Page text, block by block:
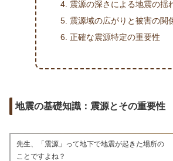
震源の深さによる地震の揺
震源域の広がりと被害の関
正確な震源特定の重要性
地震の基礎知識：震源とその重要性
先生、「震源」って地下で地震が起きた場所の
ことですよね？